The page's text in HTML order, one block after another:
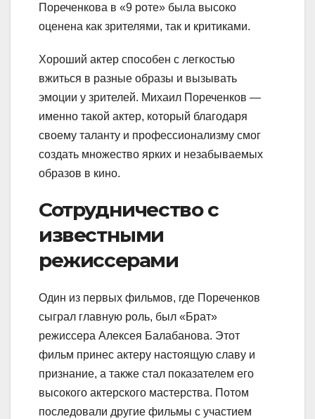
Пореченкова в «9 роте» была высоко
оценена как зрителями, так и критиками.
Хороший актер способен с легкостью
вжиться в разные образы и вызывать
эмоции у зрителей. Михаил Пореченков —
именно такой актер, который благодаря
своему таланту и профессионализму смог
создать множество ярких и незабываемых
образов в кино.
Сотрудничество с
известными
режиссерами
Один из первых фильмов, где Пореченков
сыграл главную роль, был «Брат»
режиссера Алексея Балабанова. Этот
фильм принес актеру настоящую славу и
признание, а также стал показателем его
высокого актерского мастерства. Потом
последовали другие фильмы с участием